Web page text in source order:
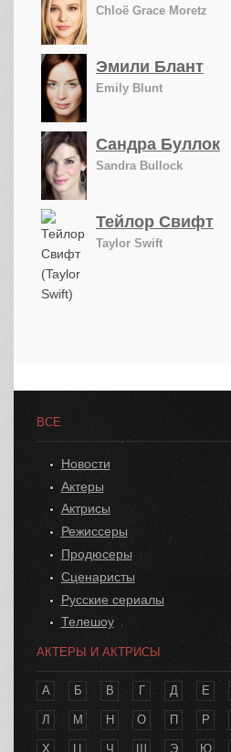
Chloë Grace Moretz
Эмили Блант
Emily Blunt
Сандра Буллок
Sandra Bullock
Тейлор Свифт
Taylor Swift
ВСЕ
Новости
Актеры
Актрисы
Режиссеры
Продюсеры
Сценаристы
Русские сериалы
Телешоу
АКТЕРЫ И АКТРИСЫ
А Б В Г Д Е
Л М Н О П Р
Х Ц Ч Э Ю